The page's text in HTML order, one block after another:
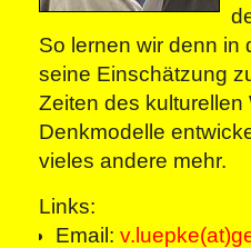
So lernen wir denn in
seine Einschätzung
Zeiten des kulturellen
Denkmodelle
vieles andere mehr.
Links:
Email: